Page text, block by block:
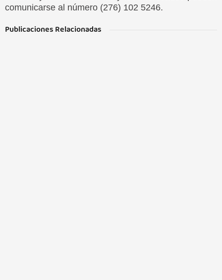
comunicarse al número (276) 102 5246.
Publicaciones Relacionadas